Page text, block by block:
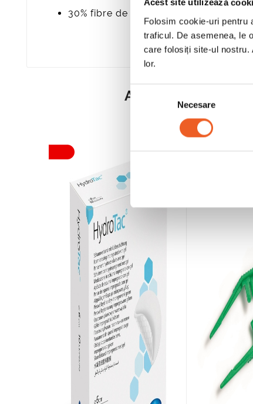
Acest site utilizează
Folosim cookie-uri pentru
traficul. De asemenea, le
care folosiți site-ul
lor.
Selecția
consimțământului
Necesare
30% fibre de poliester
ALTE PERSOANE